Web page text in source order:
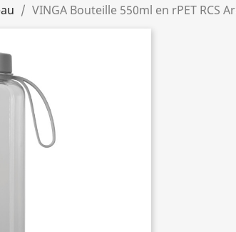
VINGA Bouteille 550ml en rPET RCS